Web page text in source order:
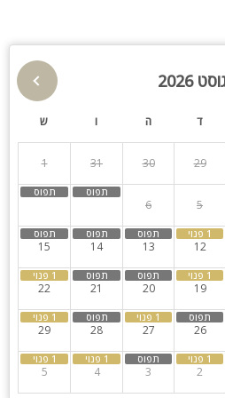
למשפחות, קבוצות, אירועים ומסיבות
ימי הולדת, מסיבות הפתעה, הצעות
הפתעה, ימי כיף וגיבוש לעובדים. ניתן
אורחים.
בריכה מקורה
קבוצות גדולות
חדרי שינה
בר
2026
ד ה ו ש
29
30
31
1
5
6
12
13
14
15
19
20
21
22
26
27
28
29
2
3
4
5